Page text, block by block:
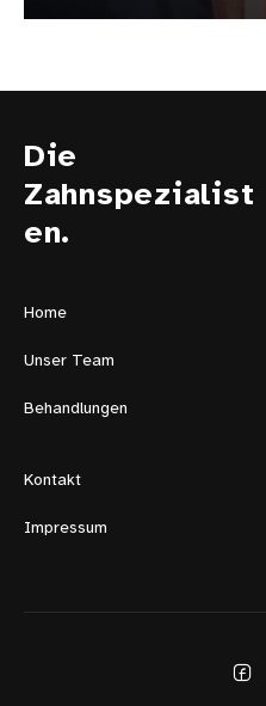
Die
Zahnspezialist
en.
Home
Unser Team
Behandlungen
Kontakt
Impressum